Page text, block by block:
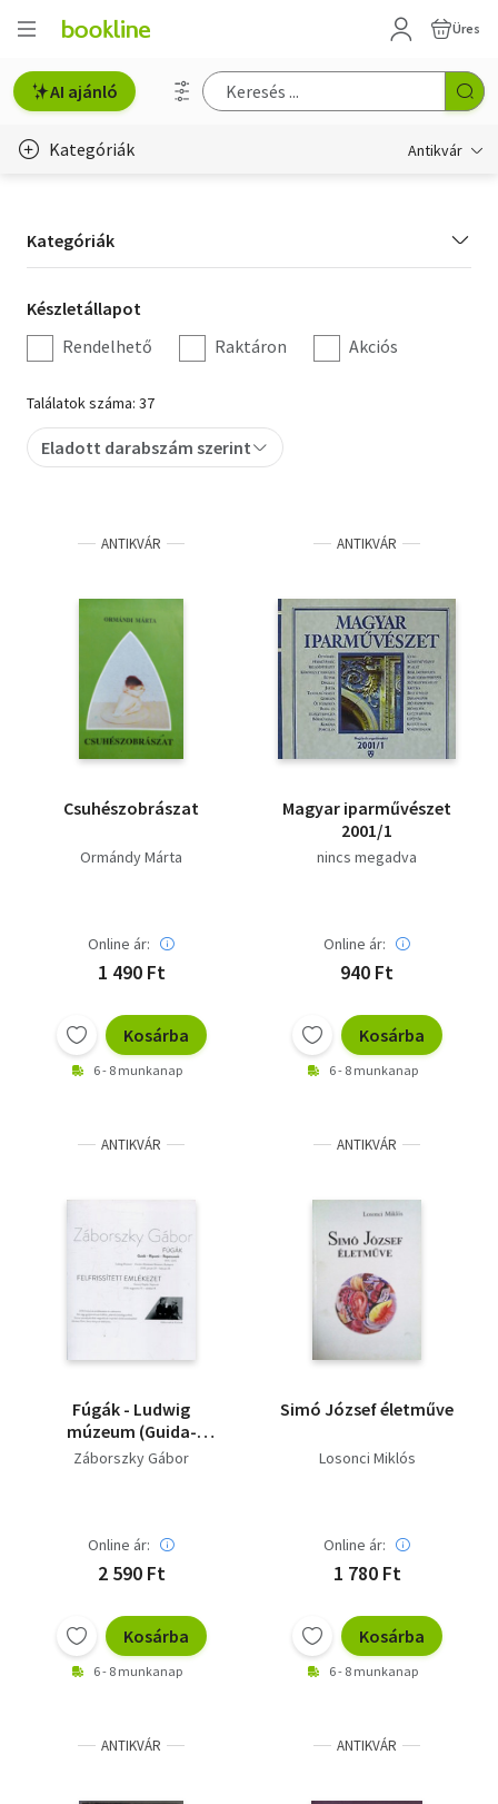
Üres
AI ajánló
Kategóriák Antikvár
Régi képeslap
Életmód, egészség
Erotika
Gyermek- és ifjúsági
Hobbi, szabadidő
Művészet
Szakkönyv
Történelem
Egyéb
Kategória
szűrés
Kategóriák
Készletállapot
szűrés
Készletállapot
Rendelhető
Raktáron Akciós
Találatok száma: 37
Eladott darabszám szerint
ANTIKVÁR
Csuhészobrászat
Ormándy Márta
Online ár:
1 490 Ft
Kosárba
6 - 8 munkanap
ANTIKVÁR
Magyar iparművészet
2001/1
nincs megadva
Online ár:
940 Ft
Kosárba
6 - 8 munkanap
ANTIKVÁR
Fúgák - Ludwig
múzeum (Guida-
Riposta-Repercussio)
Záborszky Gábor
Online ár:
2 590 Ft
Kosárba
6 - 8 munkanap
ANTIKVÁR
Simó József életműve
Losonci Miklós
Online ár:
1 780 Ft
Kosárba
6 - 8 munkanap
ANTIKVÁR ANTIKVÁR